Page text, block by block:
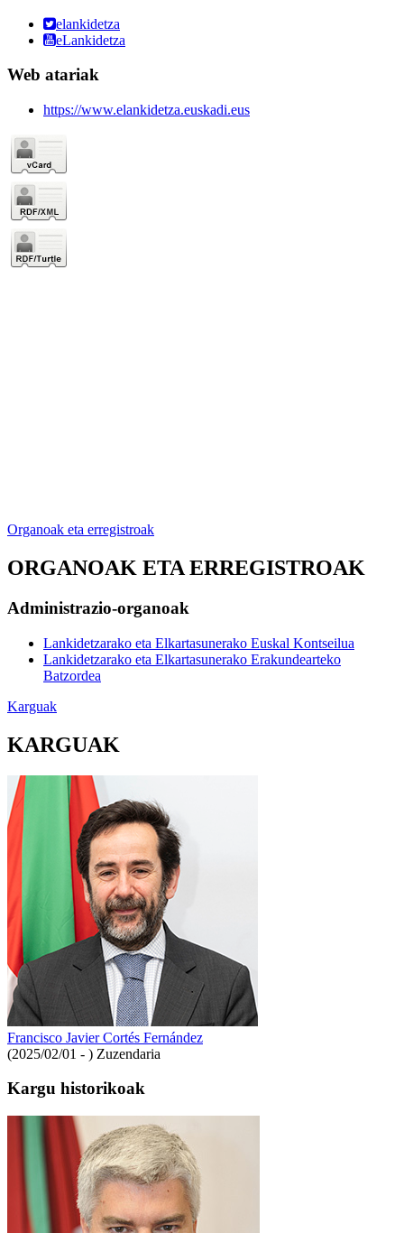
elankidetza
eLankidetza
Web atariak
https://www.elankidetza.euskadi.eus
Organoak eta erregistroak
ORGANOAK ETA ERREGISTROAK
Administrazio-organoak
Lankidetzarako eta Elkartasunerako Euskal Kontseilua
Lankidetzarako eta Elkartasunerako Erakundearteko
Batzordea
Karguak
KARGUAK
Francisco Javier Cortés Fernández
(2025/02/01 - ) Zuzendaria
Kargu historikoak